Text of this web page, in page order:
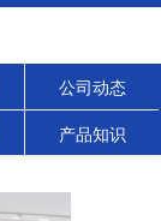
公司动态
产品知识